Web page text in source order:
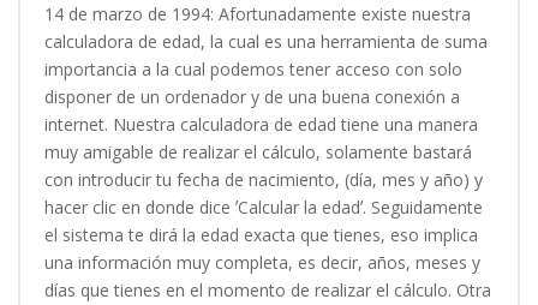
14 de marzo de 1994: Afortunadamente existe nuestra
calculadora de edad, la cual es una herramienta de suma
importancia a la cual podemos tener acceso con solo
disponer de un ordenador y de una buena conexión a
internet. Nuestra calculadora de edad tiene una manera
muy amigable de realizar el cálculo, solamente bastará
con introducir tu fecha de nacimiento, (día, mes y año) y
hacer clic en donde dice ʼCalcular la edadʼ. Seguidamente
el sistema te dirá la edad exacta que tienes, eso implica
una información muy completa, es decir, años, meses y
días que tienes en el momento de realizar el cálculo. Otra